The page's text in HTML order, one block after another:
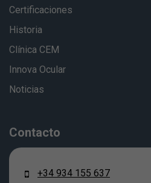
Certificaciones
Historia
Clínica CEM
Innova Ocular
Noticias
Contacto
+34 934 155 637